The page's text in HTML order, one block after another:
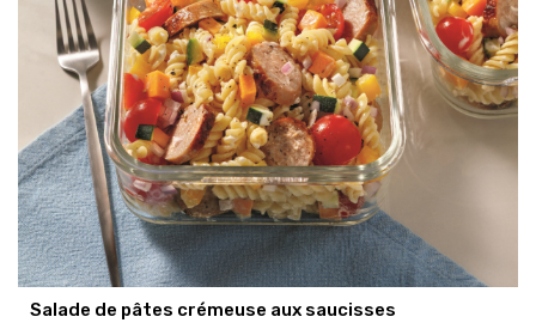
Salade de pâtes crémeuse aux saucisses